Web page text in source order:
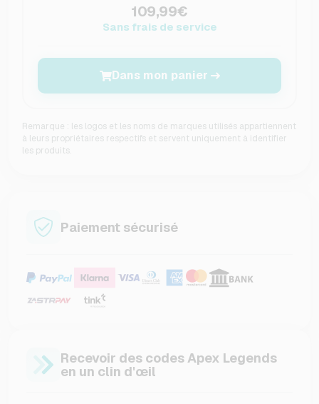
109,99€
Sans frais de service
Dans mon panier
Remarque : les logos et les noms de marques utilisés appartiennent
à leurs propriétaires respectifs et servent uniquement à identifier
les produits.
Paiement sécurisé
Recevoir des codes Apex Legends
en un clin d'œil